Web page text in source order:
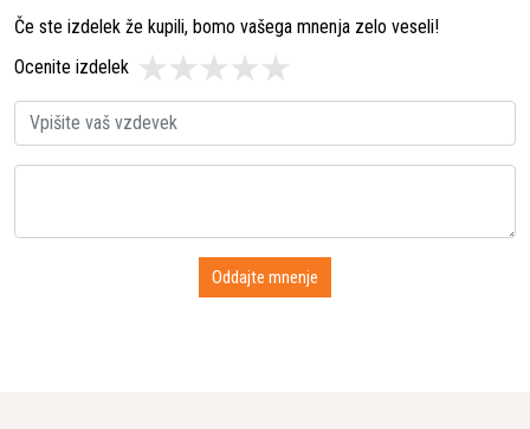
Če ste izdelek že kupili, bomo vašega mnenja zelo veseli!
Ocenite izdelek